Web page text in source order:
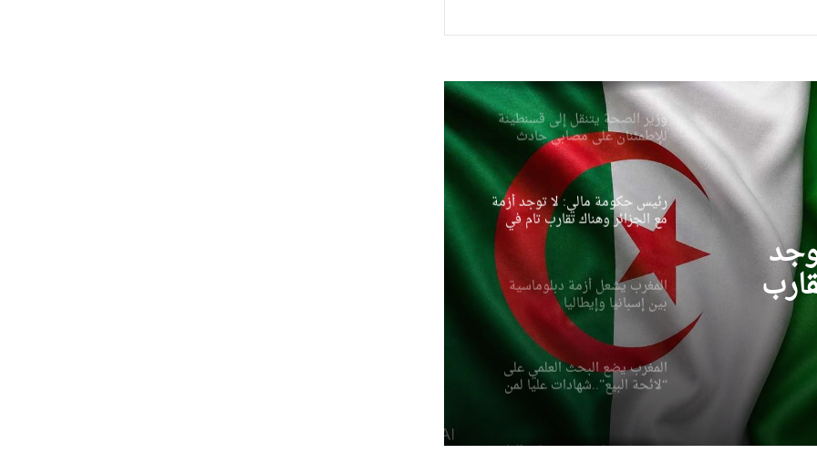
وزير الصحة يتنقل إلى قسنطينة
رئيس حكومة مالي: لا توجد أزمة
مع الجزائر وهناك تقارب تام في
وجهات النظر مع الرئيس تبون
المغرب يشعل أزمة دبلوماسية
بين إسبانيا وإيطاليا
المغرب يضع البحث العلمي على
“لائحة البيع”..شهادات عليا لمن
يملك المال فقط
صحيفة إسبانية: مخزونات الغاز
الأوروبية تهبط إلى أدنى مستوى
رئيس الجمهورية يعزي عائلة